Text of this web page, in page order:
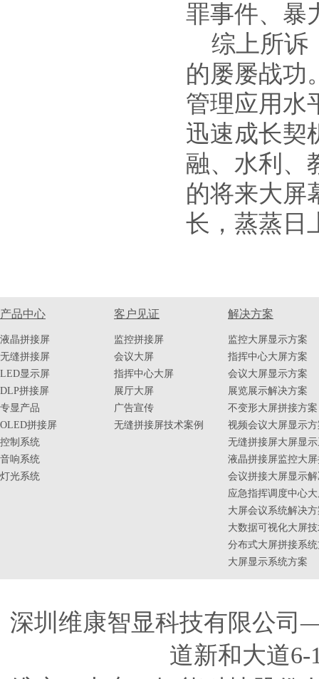
罪事件、暴
综上所诉
的屡屡战功
管理应用水
迅速成长契
融、水利、
的将来大屏
长，蒸蒸日
产品中心
液晶拼接屏
无缝拼接屏
LED显示屏
DLP拼接屏
专显产品
OLED拼接屏
控制系统
音响系统
灯光系统
客户见证
监控拼接屏
会议大屏
指挥中心大屏
展厅大屏
广告宣传
无缝拼接屏技术案例
解决方案
监控大屏显示方案
指挥中心大屏方案
会议大屏显示方案
展览展示解决方案
不变形大屏拼接方案
视频会议大屏显示
无缝拼接屏大屏显
液晶拼接屏监控大
会议拼接大屏显示
应急指挥调度中心
大屏会议系统解决
大数据可视化大屏
分布式大屏拼接系
大屏显示系统方案
深圳维康智显科技有限公
道新和大道6-